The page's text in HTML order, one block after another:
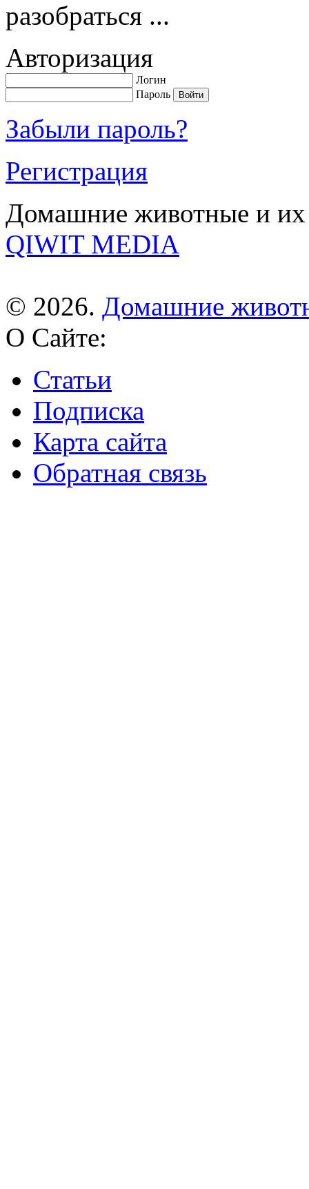
разобраться ...
Авторизация
Логин
Пароль
Забыли пароль?
Регистрация
Домашние животные и их
QIWIT MEDIA
© 2026. Домашние
О Сайте:
Статьи
Подписка
Карта сайта
Обратная связь